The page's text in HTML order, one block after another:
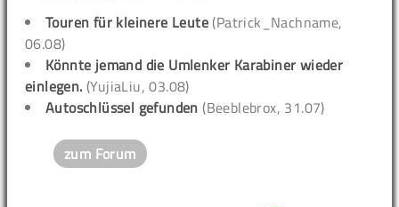
Touren für kleinere Leute (Patrick_Nachname,
06.08)
Könnte jemand die Umlenker Karabiner wieder
einlegen. (YujiaLiu, 03.08)
Autoschlüssel gefunden (Beeblebrox, 31.07)
zum Forum